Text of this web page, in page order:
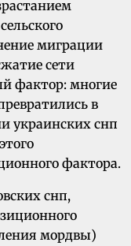
миграции
сети
фактор: многие
в
украинских снп
фактора.
снп,
мордвы)